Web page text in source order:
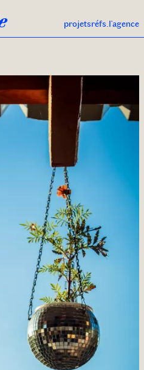
projetsréfs. l'agence